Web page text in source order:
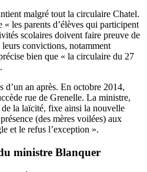
malgré tout la circulaire Chatel.
les parents d’élèves qui participent
scolaires doivent faire preuve de
leurs convictions, notamment
bien que « la circulaire du 27
d’un an après. En octobre 2014,
rue de Grenelle. La ministre,
la laïcité, fixe ainsi la nouvelle
(des mères voilées) aux
et le refus l’exception ».
ministre Blanquer